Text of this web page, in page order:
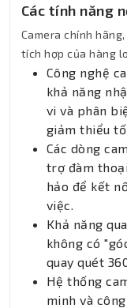
Các tính năng
Camera chính
tích hợp của hàng
Công nghệ
khả năng
vi và phân
giảm thiểu
Các dòng
trợ đàm
hảo để kết
việc.
Khả năng
không có
quay quét
Hệ thống
minh và